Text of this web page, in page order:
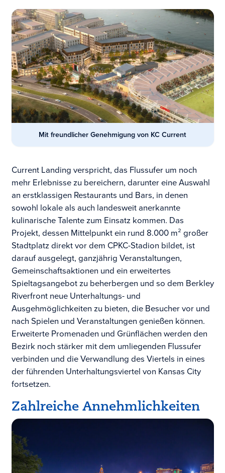
Mit freundlicher Genehmigung von KC Current
Current Landing verspricht, das Flussufer um noch
mehr Erlebnisse zu bereichern, darunter eine Auswahl
an erstklassigen Restaurants und Bars, in denen
sowohl lokale als auch landesweit anerkannte
kulinarische Talente zum Einsatz kommen. Das
Projekt, dessen Mittelpunkt ein rund 8.000 m² großer
Stadtplatz direkt vor dem CPKC-Stadion bildet, ist
darauf ausgelegt, ganzjährig Veranstaltungen,
Gemeinschaftsaktionen und ein erweitertes
Spieltagsangebot zu beherbergen und so dem Berkley
Riverfront neue Unterhaltungs- und
Ausgehmöglichkeiten zu bieten, die Besucher vor und
nach Spielen und Veranstaltungen genießen können.
Erweiterte Promenaden und Grünflächen werden den
Bezirk noch stärker mit dem umliegenden Flussufer
verbinden und die Verwandlung des Viertels in eines
der führenden Unterhaltungsviertel von Kansas City
fortsetzen.
Zahlreiche Annehmlichkeiten